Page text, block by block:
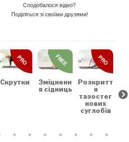
Сподобалося відео?
Поділіться зі своїми друзями!
Скрутки
PRO
Зміцненн
я сідниць
FREE
Розкритт
я
тазостег
нових
суглобів
PRO